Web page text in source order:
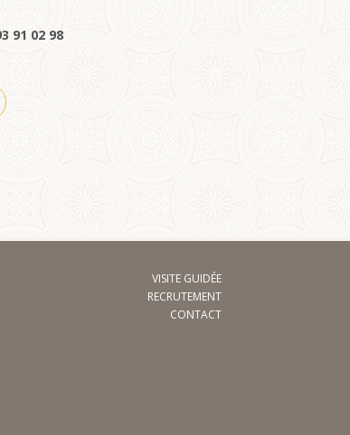
91 02 98
VISITE GUIDÉE
RECRUTEMENT
CONTACT